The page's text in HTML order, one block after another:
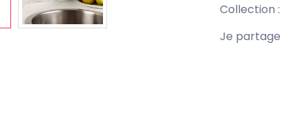
Collection :
Je partage